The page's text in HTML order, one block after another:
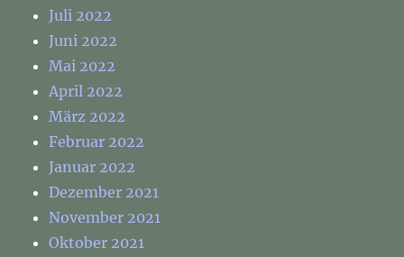
Juli 2022
Juni 2022
Mai 2022
April 2022
März 2022
Februar 2022
Januar 2022
Dezember 2021
November 2021
Oktober 2021